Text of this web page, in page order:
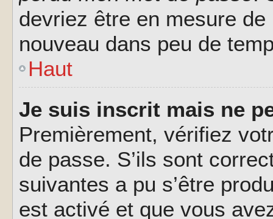
devriez être en mesure
nouveau dans peu de
Haut
Je suis inscrit mais ne
Premièrement, vérifiez
de passe. S’ils sont
suivantes a pu s’être
est activé et que vous